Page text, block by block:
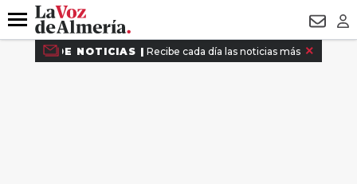
DESTACADO CONDENADOS
Menú